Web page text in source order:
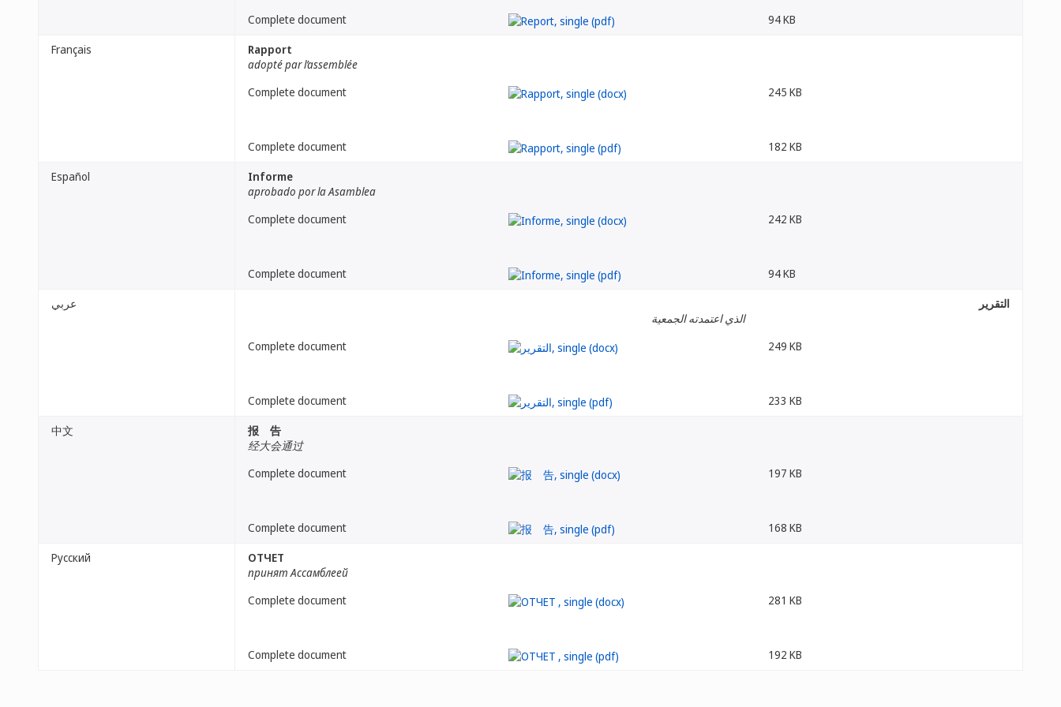
Complete document 94 KB
Français
Rapport
adopté par l’assemblée
Complete document
245 KB
Complete document 182 KB
Español
Informe
aprobado por la Asamblea
Complete document
242 KB
Complete document 94 KB
عربي
التقرير
الذي اعتمدته الجمعية
Complete document
249 KB
Complete document 233 KB
中文
报 告
经大会通过
Complete document
197 KB
Complete document 168 KB
Русский
ОТЧЕТ
принят Ассамблеей
Complete document
281 KB
Complete document 192 KB